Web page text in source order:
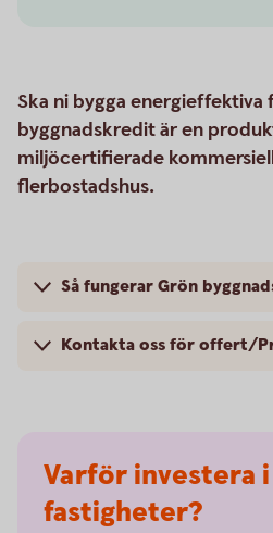
Ska ni bygga energieffektiva
byggnadskredit är en
miljöcertifierade
flerbostadshus.
Så fungerar Grön
Kontakta oss för offert/
Varför investera
fastigheter?